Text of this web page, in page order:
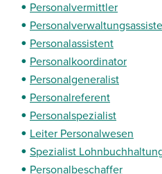
Personalvermittler
Personalassistent
Personalkoordinator
Personalgeneralist
Personalreferent
Personalspezialist
Leiter Personalwesen
Spezialist
Personalbeschaffer